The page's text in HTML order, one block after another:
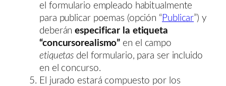
el formulario empleado habitualmente
para publicar poemas (opción “ Publicar”) y
deberánespecificar la etiqueta
“concursorealismo” en el campo
etiquetas del formulario, para ser incluido
en el concurso.
El jurado estará compuesto por los